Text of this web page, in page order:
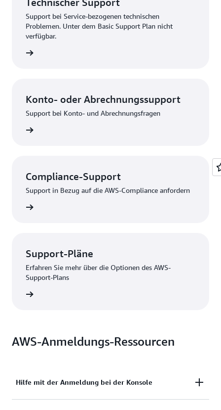
Support bei Service-bezogenen technischen
Problemen. Unter dem Basic Support Plan nicht
verfügbar.
Konto- oder Abrechnungssupport
Support bei Konto- und Abrechnungsfragen
Compliance-Support
Support in Bezug auf die AWS-Compliance anfordern
Support-Pläne
Erfahren Sie mehr über die Optionen des AWS-
Support-Plans
AWS-Anmeldungs-Ressourcen
Hilfe mit der Anmeldung bei der Konsole